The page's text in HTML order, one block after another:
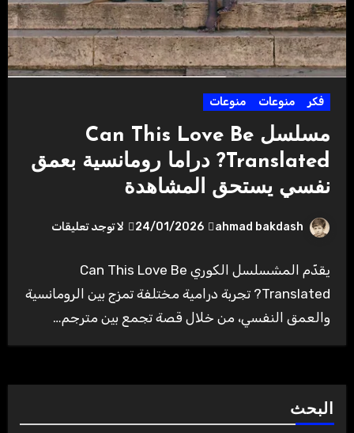
فكر منوعات منوعات
مسلسل Can This Love Be
Translated? دراما رومانسية بعمق
نفسي يستحق المشاهدة
ahmad bakdash
24/01/2026 لا توجد تعليقات
يقدّم المشسلسل الكوري Can This Love Be
Translated? تجربة درامية مختلفة تمزج بين الرومانسية
والعمق النفسي، من خلال قصة تجمع بين مترجم…
البحث